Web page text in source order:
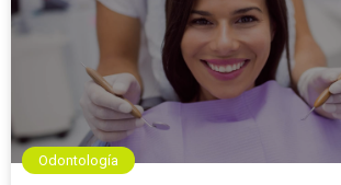
Odontología